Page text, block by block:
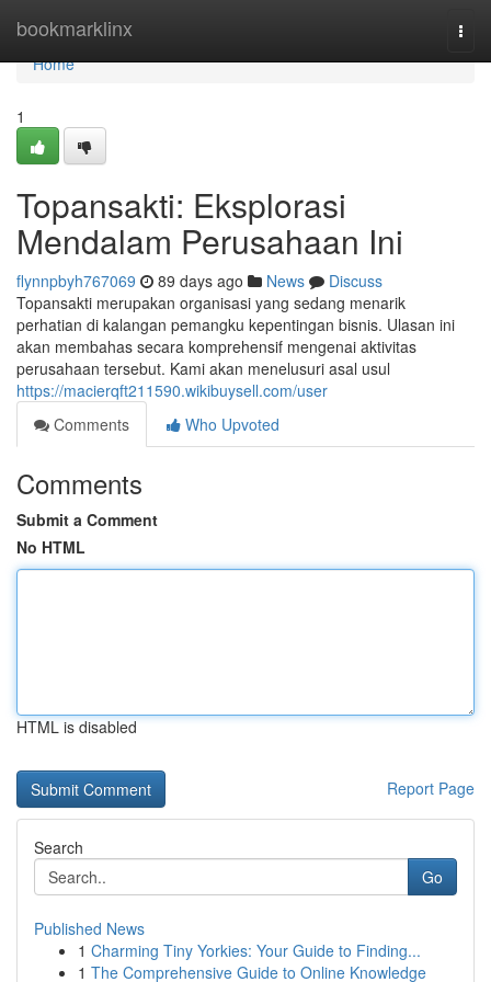
bookmarklinx
Home
Home
1
Topansakti: Eksplorasi
Mendalam Perusahaan Ini
flynnpbyh767069 89 days ago News
Discuss
Topansakti merupakan organisasi yang sedang menarik
perhatian di kalangan pemangku kepentingan bisnis. Ulasan ini
akan membahas secara komprehensif mengenai aktivitas
perusahaan tersebut. Kami akan menelusuri asal usul
https://macierqft211590.wikibuysell.com/user
Comments
Who Upvoted
Comments
Submit a Comment
No HTML
HTML is disabled
Report Page
Search
Go
Published News
1 Charming Tiny Yorkies: Your Guide to Finding...
1 The Comprehensive Guide to Online Knowledge